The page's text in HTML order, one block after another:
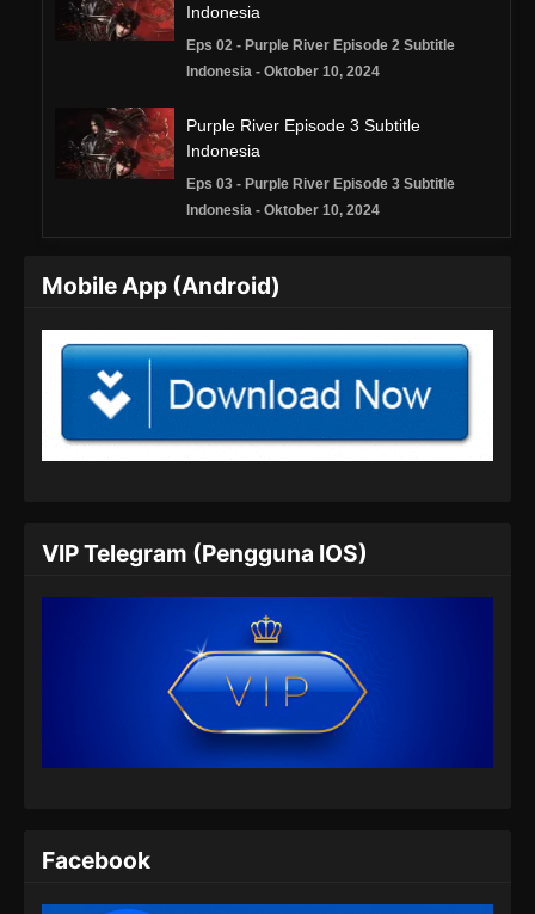
Indonesia
Eps 02 - Purple River Episode 2 Subtitle
Indonesia - Oktober 10, 2024
Purple River Episode 3 Subtitle
Indonesia
Eps 03 - Purple River Episode 3 Subtitle
Indonesia - Oktober 10, 2024
Indonesia
Indonesia - Oktober 10, 2024
Purple River Episode 5 Subtitle
Eps 05 - Purple River Episode 5 Subtitle
Purple River Episode 6 Subtitle
Indonesia
Eps 06 - Purple River Episode 6 Subtitle
Indonesia - Oktober 10, 2024
Purple River Episode 7 Subtitle
Indonesia
Eps 07 - Purple River Episode 7 Subtitle
Indonesia - Oktober 10, 2024
Indonesia - Oktober 10, 2024
Mobile App (Android)
VIP Telegram (Pengguna IOS)
Facebook